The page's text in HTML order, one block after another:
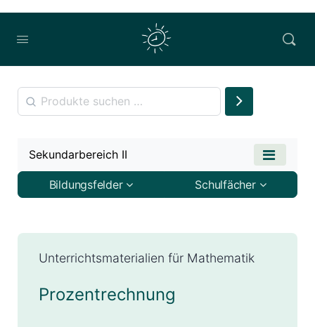
Unterrichtsmaterialien für Mathematik
Prozentrechnung
Sekundarbereich II
Bildungsfelder Schulfächer